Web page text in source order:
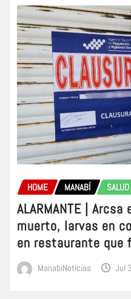
HOME MANABÍ SALUD
ALARMANTE |
muerto, larvas en
en restaurante que
ManabiNoticias Jul